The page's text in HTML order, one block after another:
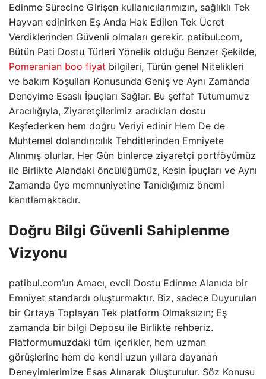
Edinme Sürecine Girişen kullanıcılarımızın, sağlıklı Tek
Hayvan edinirken Eş Anda Hak Edilen Tek Ücret
Verdiklerinden Güvenli olmaları gerekir. patibul.com,
Bütün Pati Dostu Türleri Yönelik olduğu Benzer Şekilde,
Pomeranian boo fiyat bilgileri, Türün genel Nitelikleri
ve bakım Koşulları Konusunda Geniş ve Aynı Zamanda
Deneyime Esaslı İpuçları Sağlar. Bu şeffaf Tutumumuz
Aracılığıyla, Ziyaretçilerimiz aradıkları dostu
Keşfederken hem doğru Veriyi edinir Hem De de
Muhtemel dolandırıcılık Tehditlerinden Emniyete
Alınmış olurlar. Her Gün binlerce ziyaretçi portföyümüz
ile Birlikte Alandaki öncülüğümüz, Kesin İpuçları ve Aynı
Zamanda üye memnuniyetine Tanıdığımız önemi
kanıtlamaktadır.
Doğru Bilgi Güvenli Sahiplenme
Vizyonu
patibul.com’un Amacı, evcil Dostu Edinme Alanıda bir
Emniyet standardı oluşturmaktır. Biz, sadece Duyuruları
bir Ortaya Toplayan Tek platform Olmaksızın; Eş
zamanda bir bilgi Deposu ile Birlikte rehberiz.
Platformumuzdaki tüm içerikler, hem uzman
görüşlerine hem de kendi uzun yıllara dayanan
Deneyimlerimize Esas Alınarak Oluşturulur. Söz Konusu